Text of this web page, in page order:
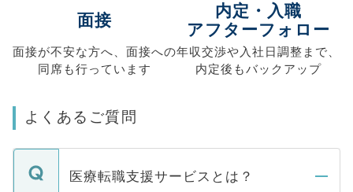
面接
面接が不安な方へ、 面接への
同席も行っています
内定・入職
アフターフォロー
年収交渉や入社日調整まで、
内定後もバックアップ
よくあるご質問
医療転職支援サービスとは？